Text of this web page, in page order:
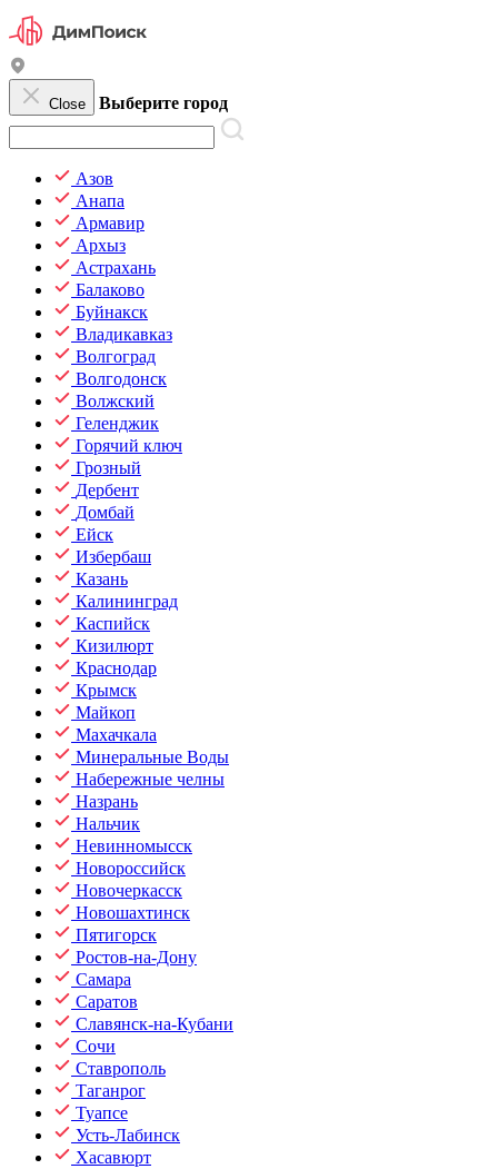
Close Выберите город
Азов
Анапа
Армавир
Архыз
Астрахань
Балаково
Буйнакск
Владикавказ
Волгоград
Волгодонск
Волжский
Геленджик
Горячий ключ
Грозный
Дербент
Домбай
Ейск
Избербаш
Казань
Калининград
Каспийск
Кизилюрт
Краснодар
Крымск
Майкоп
Махачкала
Минеральные Воды
Набережные челны
Назрань
Нальчик
Невинномысск
Новороссийск
Новочеркасск
Новошахтинск
Пятигорск
Ростов-на-Дону
Самара
Саратов
Славянск-на-Кубани
Сочи
Ставрополь
Таганрог
Туапсе
Усть-Лабинск
Хасавюрт